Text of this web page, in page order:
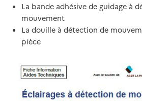
La bande adhésive de guidage à
mouvement
La douille à détection de
pièce